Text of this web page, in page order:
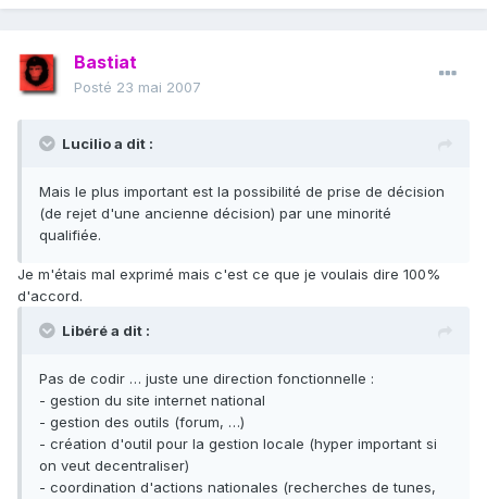
Bastiat
Posté 23 mai 2007
Lucilio a dit :
Mais le plus important est la possibilité de prise de décision
(de rejet d'une ancienne décision) par une minorité
qualifiée.
Je m'étais mal exprimé mais c'est ce que je voulais dire 100%
d'accord.
Libéré a dit :
Pas de codir … juste une direction fonctionnelle :
- gestion du site internet national
- gestion des outils (forum, …)
- création d'outil pour la gestion locale (hyper important si
on veut decentraliser)
- coordination d'actions nationales (recherches de tunes,